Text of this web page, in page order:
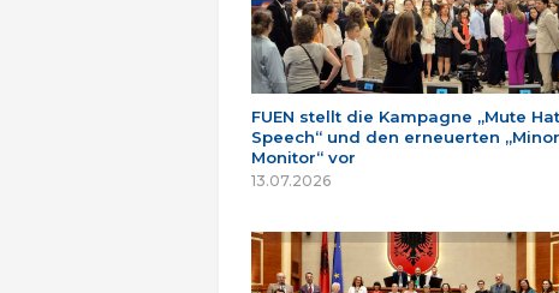
FUEN stellt die Kampagne „Mute
Speech“ und den erneuerten
Monitor“ vor
13.07.2026